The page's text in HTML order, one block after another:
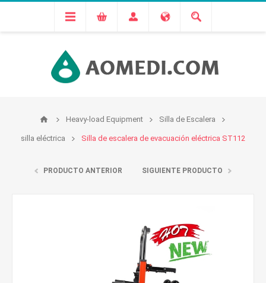
Heavy-load Equipment Silla de Escalera
silla eléctrica Silla de escalera de evacuación eléctrica ST112
PRODUCTO ANTERIOR SIGUIENTE PRODUCTO